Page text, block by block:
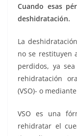
Cuando esas
deshidratación.
La
no se restituyen
perdidos, ya
rehidratación
(VSO)- o
VSO es una
rehidratar el